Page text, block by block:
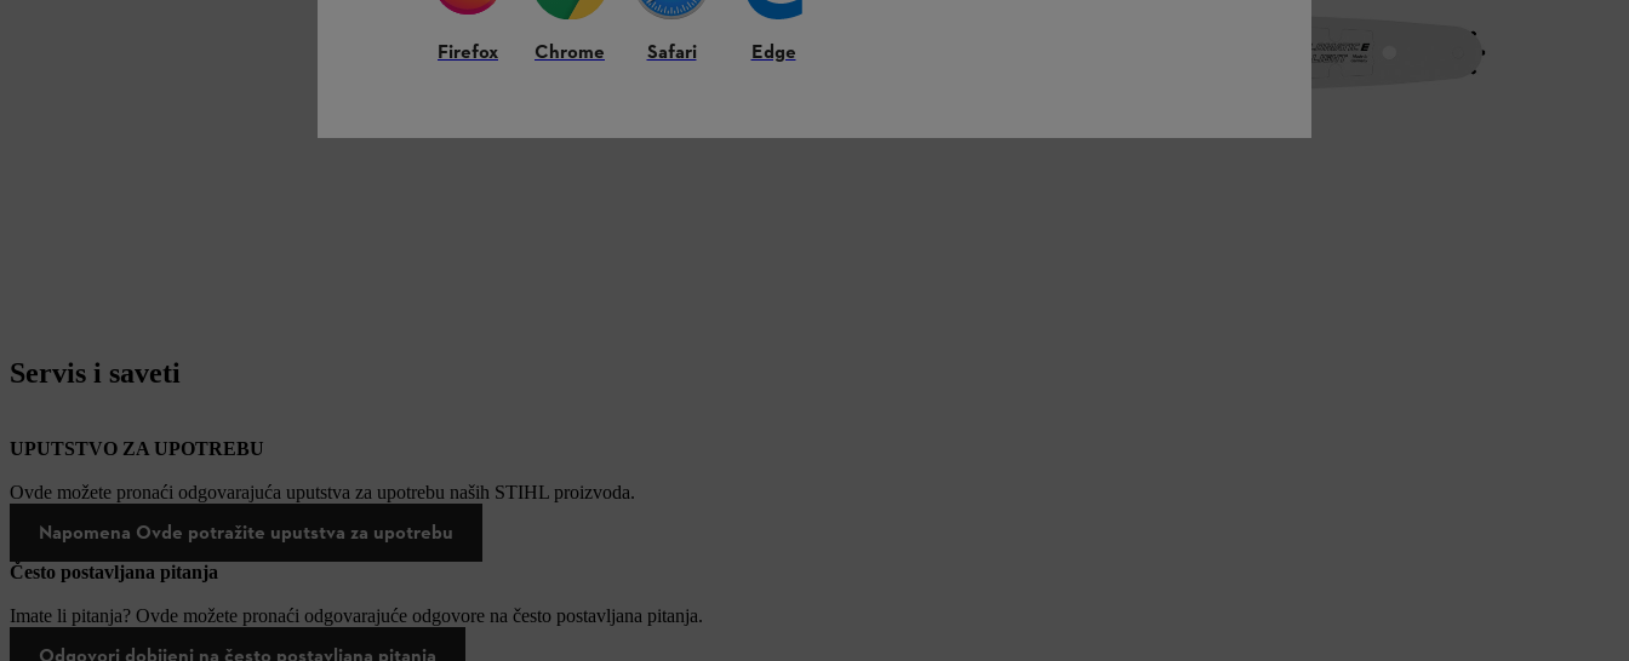
Servis i saveti
UPUTSTVO ZA UPOTREBU
Ovde možete pronaći odgovarajuća uputstva za upotrebu naših STIHL proizvoda.
Napomena Ovde potražite uputstva za upotrebu
Često postavljana pitanja
Imate li pitanja? Ovde možete pronaći odgovarajuće odgovore na često postavljana pitanja.
Odgovori dobijeni na često postavljana pitanja
Firefox Chrome Safari Edge